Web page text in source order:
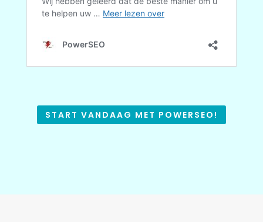
START VANDAAG MET POWERSEO!